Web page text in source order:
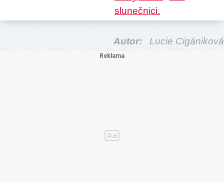
Autor: Lucie Cigániková